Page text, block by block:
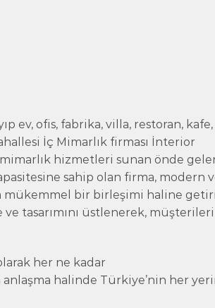
ev, ofis, fabrika, villa, restoran,
İç Mimarlık firması İnterior
hizmetleri sunan önde
sahip olan firma, modern
mükemmel bir birleşimi haline
tasarımını üstlenerek,
her ne kadar
anlaşma halinde Türkiye’nin her